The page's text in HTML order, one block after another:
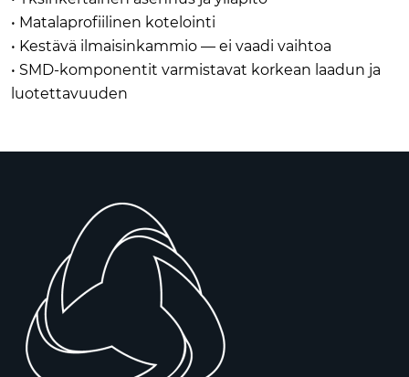
• Matalaprofiilinen kotelointi
• Kestävä ilmaisinkammio — ei vaadi vaihtoa
• SMD-komponentit varmistavat korkean laadun ja
luotettavuuden